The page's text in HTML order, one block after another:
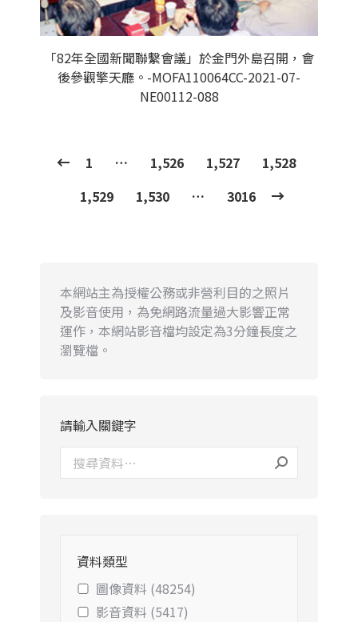
「82年全國新聞聯繫會議」於金門外島召開，會
後參觀擎天廳。-MOFA110064CC-2021-07-
NE00112-088
1 … 1,526 1,527
1,528
1,529
1,530 … 3016
本網站主為授權公務或非營利目的之照片
及影音使用，為免網路流量過大影響正常
運作，本網站影音檔均設定為3分鐘長度之
瀏覽檔。
請輸入關鍵字
資料類型
圖像資料 (48254)
影音資料 (5417)